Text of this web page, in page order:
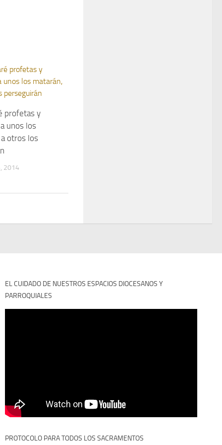
profetas y
unos los
otros los
2014
EL CUIDADO DE NUESTROS ESPACIOS DIOCESANOS Y
PARROQUIALES
PROTOCOLO PARA TODOS LOS SACRAMENTOS